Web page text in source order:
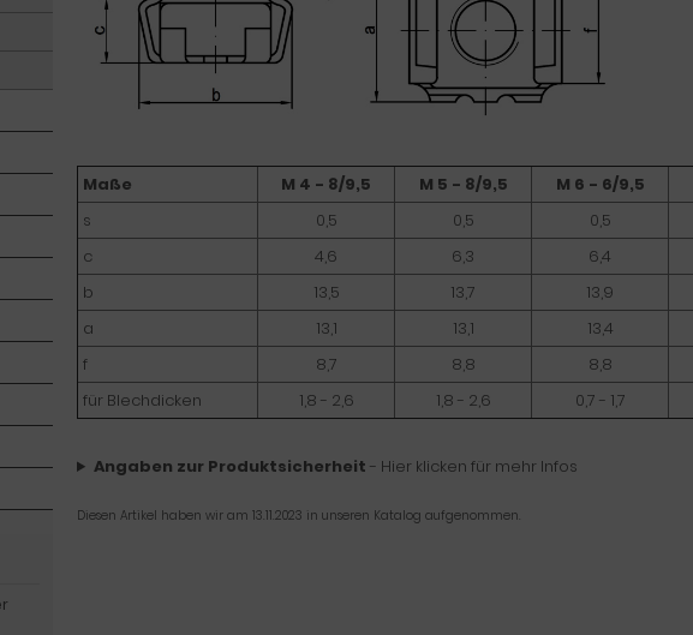
Maße M 4 - 8/9,5 M 5 - 8/9,5 M 6 - 6/9,5
s
0,5 0,5 0,5
c
4,6 6,3 6,4
b
13,5 13,7 13,9
a
13,1 13,1 13,4
f
8,7 8,8 8,8
für Blechdicken
1,8 - 2,6 1,8 - 2,6 0,7 - 1,7
Angaben zur Produktsicherheit - Hier klicken für mehr Infos
Diesen Artikel haben wir am 13.11.2023 in unseren Katalog aufgenommen.